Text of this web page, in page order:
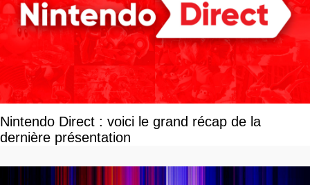
Nintendo Direct : voici le grand récap de la
dernière présentation